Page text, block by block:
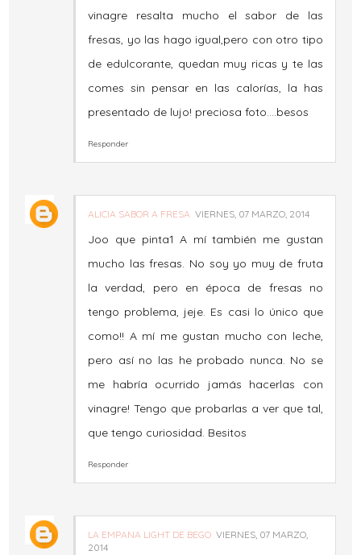
vinagre resalta mucho el sabor de las
fresas, yo las hago igual,pero con otro tipo
de edulcorante, quedan muy ricas y te las
comes sin pensar en las calorías, la has
presentado de lujo! preciosa foto....besos
Responder
ALICIA SABOR A FRESA VIERNES, 07 MARZO, 2014
Joo que pinta1 A mí también me gustan
mucho las fresas. No soy yo muy de fruta
la verdad, pero en época de fresas no
tengo problema, jeje. Es casi lo único que
como!! A mí me gustan mucho con leche,
pero así no las he probado nunca. No se
me habría ocurrido jamás hacerlas con
vinagre! Tengo que probarlas a ver que tal,
que tengo curiosidad. Besitos
Responder
LA EMPANA LIGHT DE BEGO VIERNES, 07 MARZO,
2014